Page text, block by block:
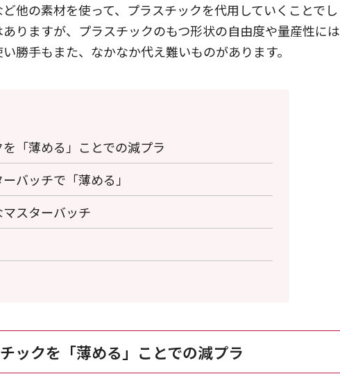
他の素材を使って、プラスチックを代用していくことでし
りますが、プラスチックのもつ形状の自由度や量産性には
勝手もまた、なかなか代え難いものがあります。
「薄める」ことでの減プラ
バッチで「薄める」
スターバッチ
ックを「薄める」ことでの減プラ